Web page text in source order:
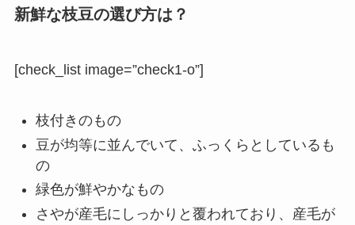
新鮮な枝豆の選び方は？
[check_list image=”check1-o”]
枝付きのもの
豆が均等に並んでいて、ふっくらとしているも
の
緑色が鮮やかなもの
さやが産毛にしっかりと覆われており、産毛が